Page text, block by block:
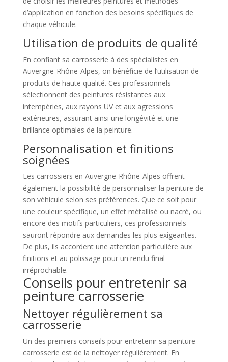
d’application en fonction des besoins spécifiques de
chaque véhicule.
Utilisation de produits de qualité
En confiant sa carrosserie à des spécialistes en
Auvergne-Rhône-Alpes, on bénéficie de l’utilisation de
produits de haute qualité. Ces professionnels
sélectionnent des peintures résistantes aux
intempéries, aux rayons UV et aux agressions
extérieures, assurant ainsi une longévité et une
brillance optimales de la peinture.
Personnalisation et finitions
soignées
Les carrossiers en Auvergne-Rhône-Alpes offrent
également la possibilité de personnaliser la peinture de
son véhicule selon ses préférences. Que ce soit pour
une couleur spécifique, un effet métallisé ou nacré, ou
encore des motifs particuliers, ces professionnels
sauront répondre aux demandes les plus exigeantes.
De plus, ils accordent une attention particulière aux
finitions et au polissage pour un rendu final
irréprochable.
Conseils pour entretenir sa
peinture carrosserie
Nettoyer régulièrement sa
carrosserie
Un des premiers conseils pour entretenir sa peinture
carrosserie est de la nettoyer régulièrement. En